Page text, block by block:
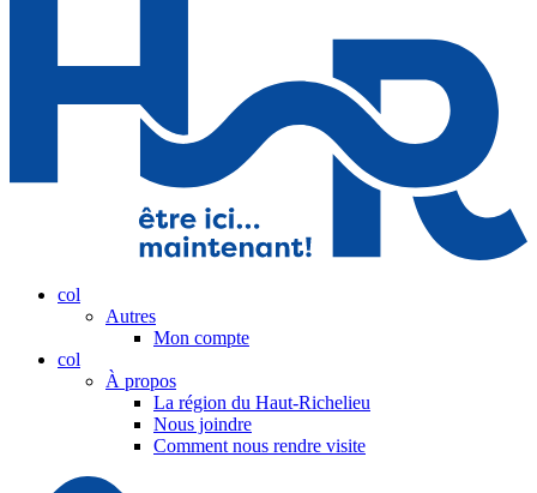
col
Autres
Mon compte
col
À propos
La région du Haut-Richelieu
Nous joindre
Comment nous rendre visite